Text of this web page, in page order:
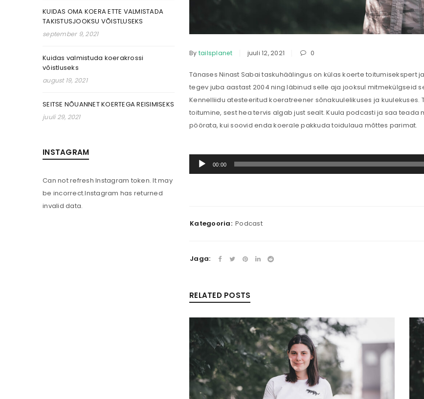
Jäta mind meelde
Sinu e-posti aadressile
määramiseks.
Your personal data will
throughout this website,
KUIDAS OMA KOERA ETTE VALMISTADA
TAKISTUSJOOKSU VÕISTLUSEKS
september 9, 2021
Kuidas valmistuda koerakrossi
võistluseks
august 19, 2021
SEITSE NÕUANNET KOERTEGA REISIMISEKS
juuli 29, 2021
INSTAGRAM
Can not refresh Instagram token. It may
be incorrect.Instagram has returned
invalid data.
By tailsplanet juuli 12, 2021 0
Tänases Ninast Sabai taskuhäälingus on külas koerte toitumisekspert
tegev juba aastast 2004 ning läbinud selle aja jooksul mitmekülgseid
Kennelliidu atesteeritud koeratreener sõnakuulelikuses ja
toitumine, sest hea tervis algab just sealt. Kuula podcasti ja saa
pöörata, kui soovid enda koerale pakkuda toidulaua mõttes parimat.
Audioesitaja
00:00
Kategooria: Podcast
Jaga:
RELATED POSTS